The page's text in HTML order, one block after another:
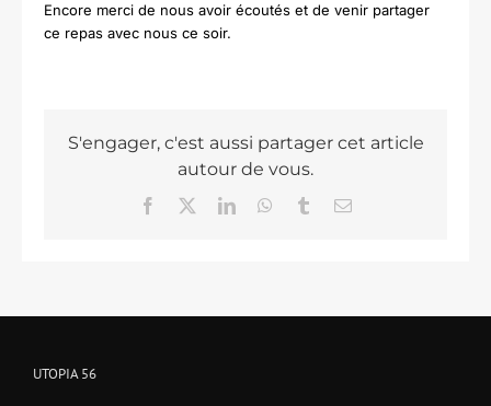
Encore merci de nous avoir écoutés et de venir partager
ce repas avec nous ce soir.
S'engager, c'est aussi partager cet article
autour de vous.
Facebook LinkedInWhatsAppTumblrEmail
UTOPIA 56